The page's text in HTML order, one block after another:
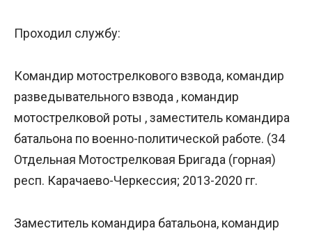
Проходил службу:
Командир мотострелкового взвода, командир
разведывательного взвода , командир
мотострелковой роты , заместитель командира
батальона по военно-политической работе. (34
Отдельная Мотострелковая Бригада (горная)
респ. Карачаево-Черкессия; 2013-2020 гг.
Заместитель командира батальона, командир